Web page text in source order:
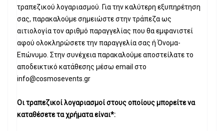
τραπεζικού λογαριασμού. Για την καλύτερη εξυπηρέτηση
σας, παρακαλούμε σημειώστε στην τράπεζα ως
αιτιολογία τον αριθμό παραγγελίας που θα εμφανιστεί
αφού ολοκληρώσετε την παραγγελία σας ή Όνομα-
Επώνυμο. Στην συνέχεια παρακαλούμε αποστείλατε το
αποδεικτικό κατάθεσης μέσω email στο
info@cosmosevents.gr
Οι τραπεζικοί λογαριασμοί στους οποίους μπορείτε να
καταθέσετε τα χρήματα είναι*: